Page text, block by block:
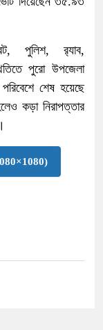
পুলিশ, র‌্যাব,
পুরো উপজেলা
পরিবেশে শেষ হয়েছে
কড়া নিরাপত্তার